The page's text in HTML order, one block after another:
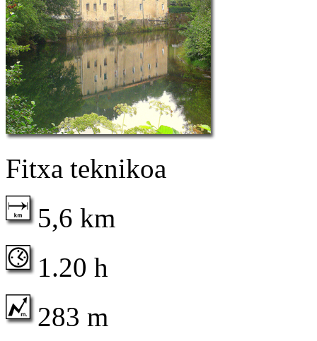
Fitxa teknikoa
5,6 km
1.20 h
283 m